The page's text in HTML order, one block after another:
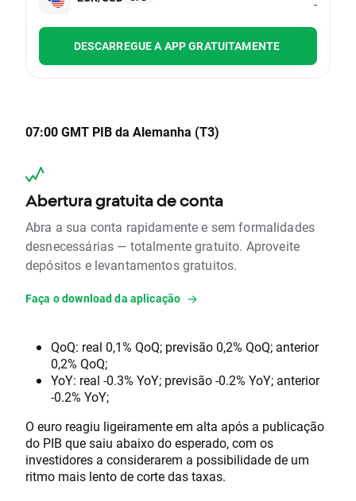
-
DESCARREGUE A APP GRATUITAMENTE
07:00 GMT PIB da Alemanha (T3)
Abertura gratuita de conta
Abra a sua conta rapidamente e sem formalidades
desnecessárias — totalmente gratuito. Aproveite
depósitos e levantamentos gratuitos.
Faça o download da aplicação
QoQ: real 0,1% QoQ; previsão 0,2% QoQ; anterior
0,2% QoQ;
YoY: real -0.3% YoY; previsão -0.2% YoY; anterior
-0.2% YoY;
O euro reagiu ligeiramente em alta após a publicação
do PIB que saiu abaixo do esperado, com os
investidores a considerarem a possibilidade de um
ritmo mais lento de corte das taxas.